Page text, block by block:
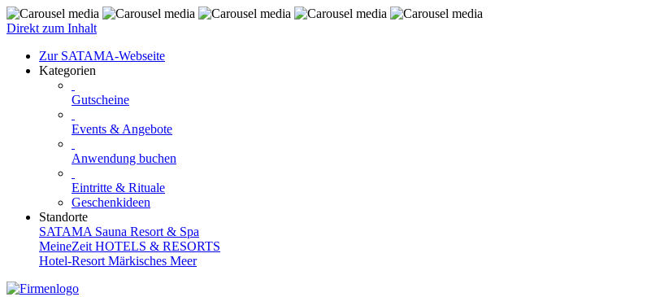
Direkt zum Inhalt
Zur SATAMA-Webseite
Kategorien
Gutscheine
Events & Angebote
Anwendung buchen
Eintritte & Rituale
Geschenkideen
Standorte
SATAMA Sauna Resort & Spa
MeineZeit HOTELS & RESORTS
Hotel-Resort Märkisches Meer